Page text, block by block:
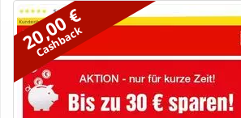
20,00 €
Cashback